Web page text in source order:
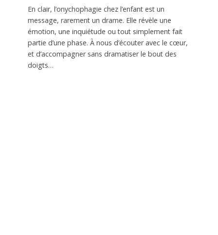
En clair, l’onychophagie chez l’enfant est un
message, rarement un drame. Elle révèle une
émotion, une inquiétude ou tout simplement fait
partie d’une phase. À nous d’écouter avec le cœur,
et d’accompagner sans dramatiser le bout des
doigts…